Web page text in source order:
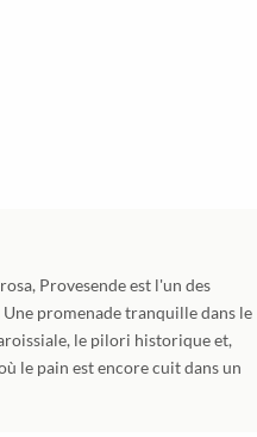
Provesende est l'un des
promenade tranquille dans le
le pilori historique et,
le pain est encore cuit dans un